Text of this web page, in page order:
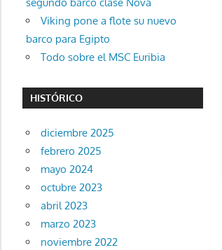
Viking pone a flote su nuevo
barco para Egipto
Todo sobre el MSC Euribia
HISTÓRICO
diciembre 2025
febrero 2025
mayo 2024
octubre 2023
abril 2023
marzo 2023
noviembre 2022